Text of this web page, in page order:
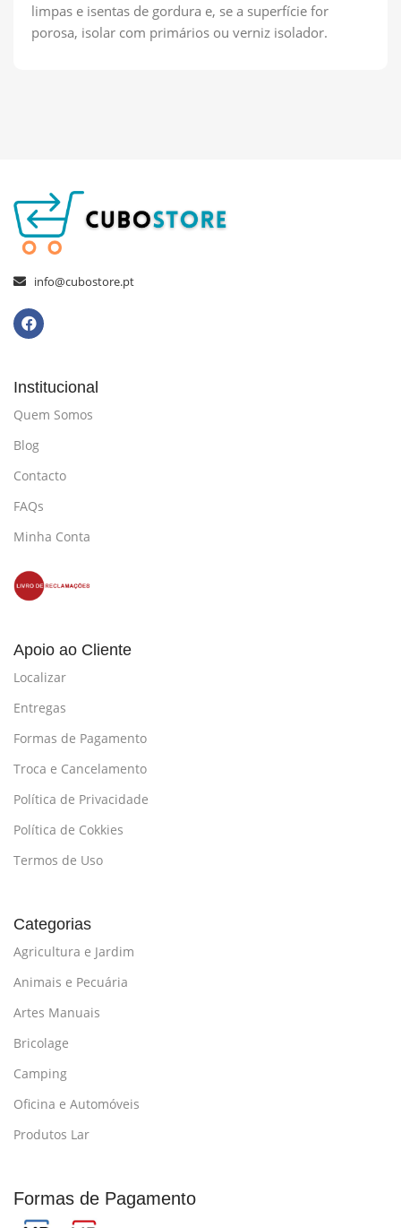
limpas e isentas de gordura e, se a superfície for
porosa, isolar com primários ou verniz isolador.
info@cubostore.pt
Institucional
Quem Somos
Blog
Contacto
FAQs
Minha Conta
Apoio ao Cliente
Localizar
Entregas
Formas de Pagamento
Troca e Cancelamento
Política de Privacidade
Política de Cokkies
Termos de Uso
Categorias
Agricultura e Jardim
Animais e Pecuária
Artes Manuais
Bricolage
Camping
Oficina e Automóveis
Produtos Lar
Formas de Pagamento